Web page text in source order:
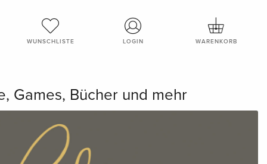
WUNSCHLISTE LOGIN WARENKORB
Games, Bücher und mehr